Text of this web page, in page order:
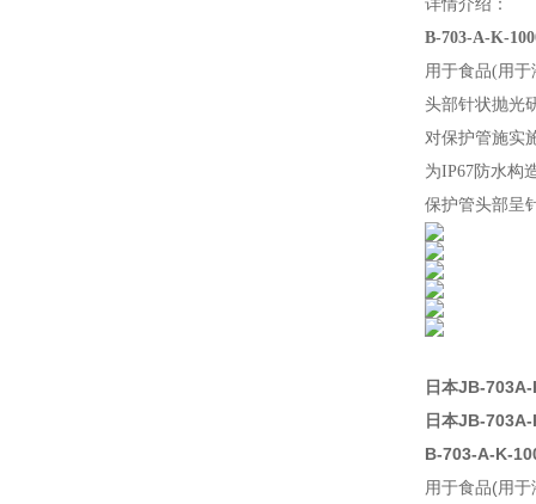
详情介绍：
B-703-A-K-
用于食品(用
头部针状抛光
对保护管施实
为IP67防水构
保护管头部呈
日本JB-
日本JB-
B-703-A-K-
用于食品(用